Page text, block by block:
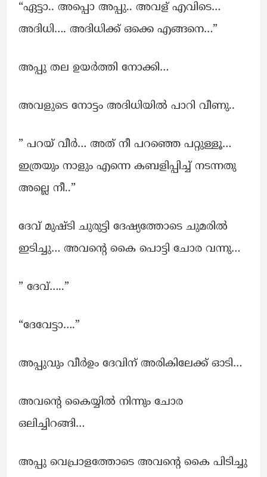
“ഏട്ടാ.. അപ്പൊ അപ്പു.. അവള് എവിടെ…
അദിധി…. അദിധിക്ക് ഒക്കെ എങ്ങനെ…”
അപ്പു തല ഉയർത്തി നോക്കി…
അവളുടെ നോട്ടം അദിധിയിൽ പാറി വീണു..
” പറയ് വീർ… അത് നീ പറഞ്ഞെ പറ്റുള്ളൂ…
ഇത്രയും നാളും എന്നെ കബളിപ്പിച്ച് നടന്നതു
അല്ലെ നീ..”
ദേവ് മുഷ്ടി ചുരുട്ടി ദേഷ്യത്തോടെ ചുമരില്‍
ഇടിച്ചു… അവന്റെ കൈ പൊട്ടി ചോര വന്നു…
” ദേവ്…..”
“ദേവേട്ടാ….”
അപ്പുവും വീർഉം ദേവിന് അരികിലേക്ക് ഓടി…
അവന്റെ കൈയ്യിൽ നിന്നും ചോര
ഒലിച്ചിറങ്ങി…
അപ്പു വെപ്രാളത്തോടെ അവന്റെ കൈ പിടിച്ചു